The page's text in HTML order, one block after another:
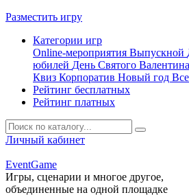
Разместить игру
Категории игр
Online-мероприятия Выпускной
юбилей День Святого Валентина
Квиз Корпоратив Новый год
Рейтинг бесплатных
Рейтинг платных
Личный кабинет
EventGame
Игры, сценарии и многое другое,
объединенные на одной площадке